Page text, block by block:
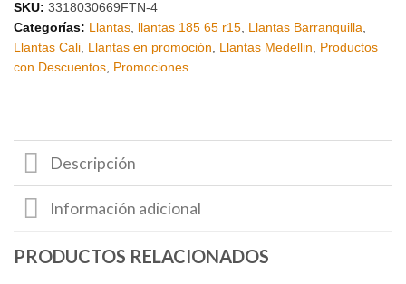
SKU: 3318030669FTN-4
Categorías: Llantas llantas 185 65 r15 Llantas Barranquilla
Llantas Cali Llantas en promoción Llantas Medellin
Productos
con Descuentos Promociones
Descripción
Información adicional